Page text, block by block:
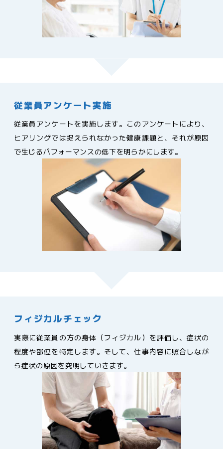
従業員アンケート実施
従業員アンケートを実施します。このアンケートにより、
ヒアリングでは捉えられなかった健康課題と、それが原因
で生じるパフォーマンスの低下を明らかにします。
フィジカルチェック
実際に従業員の方の身体（フィジカル）を評価し、症状の
程度や部位を特定します。そして、仕事内容に照合しなが
ら症状の原因を究明していきます。